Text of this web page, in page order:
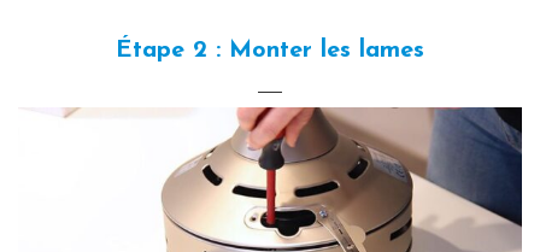
Étape 2 : Monter les lames